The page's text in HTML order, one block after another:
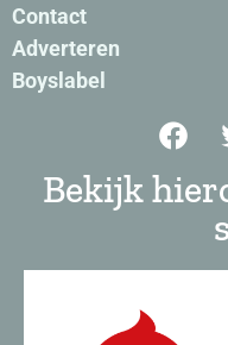
Contact
Adverteren
Boyslabel
Bekijk